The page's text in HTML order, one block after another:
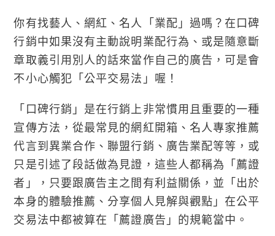
你有找藝人、網紅、名人「業配」過嗎？在口碑
行銷中如果沒有主動說明業配行為、或是隨意斷
章取義引用別人的話來當作自己的廣告，可是會
不小心觸犯「公平交易法」喔！
「口碑行銷」是在行銷上非常慣用且重要的一種
宣傳方法，從最常見的網紅開箱、名人專家推薦
代言到異業合作、聯盟行銷、廣告業配等等，或
只是引述了段話做為見證，這些人都稱為「薦證
者」，只要跟廣告主之間有利益關係，並「出於
本身的體驗推薦、分享個人見解與觀點」在公平
交易法中都被算在「薦證廣告」的規範當中。